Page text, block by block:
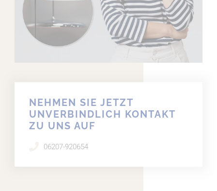
NEHMEN SIE JETZT
UNVERBINDLICH KONTAKT
ZU UNS AUF
06207-920654